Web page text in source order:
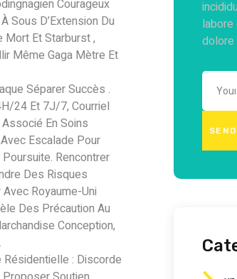
Courageux
Sous D’Extension Du
Mort Et Starburst ,
Même Gaga Mètre Et
Séparer Succès .
24 Et 7J/7, Courriel
En Soins
Escalade Pour
Rencontrer
Des Risques
Royaume-Uni
Des Précaution Au
Conception,
: Discorde
labore
dolore
SEND